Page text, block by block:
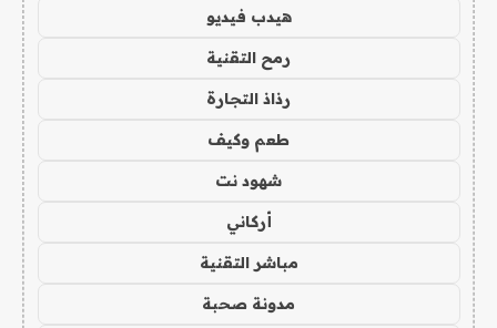
هيدب فيديو
رمح التقنية
رذاذ التجارة
طعم وكيف
شهود نت
أركاني
مباشر التقنية
مدونة صحبة